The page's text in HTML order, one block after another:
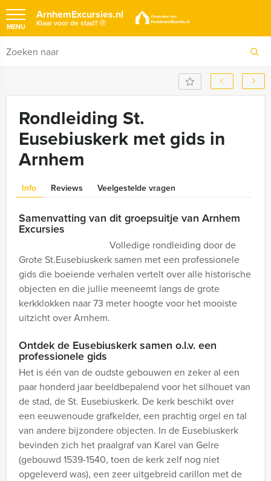
ArnhemExcursies.nl
Klaar voor de stad?®
MENU
Rondleiding St.
Eusebiuskerk met gids in
Arnhem
Info Reviews Veelgestelde vragen
Samenvatting van dit groepsuitje van Arnhem
Excursies
Volledige rondleiding door de
Grote St.Eusebiuskerk samen met een professionele
gids die boeiende verhalen vertelt over alle historische
objecten en die jullie meeneemt langs de grote
kerkklokken naar 73 meter hoogte voor het mooiste
uitzicht over Arnhem.
Ontdek de Eusebiuskerk samen o.l.v. een
professionele gids
Het is één van de oudste gebouwen en zeker al een
paar honderd jaar beeldbepalend voor het silhouet van
de stad, de St. Eusebiuskerk. De kerk beschikt over
een eeuwenoude grafkelder, een prachtig orgel en tal
van andere bijzondere objecten. In de Eusebiuskerk
bevinden zich het praalgraf van Karel van Gelre
(gebouwd 1539-1540, toen de kerk zelf nog niet
opgeleverd was), een zeer uitgebreid carillon met de